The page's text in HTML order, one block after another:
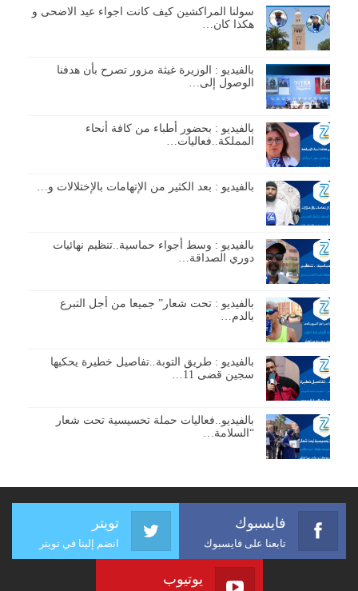
سولنا المراكشين كيف كانت اجواء عيد الاضحى و
هكذا كان…
بالفيديو : الوزيرة غيثة مزور تصرح بأن هدفنا
الوصول إلى…
بالفيديو : بحضور أطباء من كافة أنحاء
المملكة..فعاليات…
بالفيديو : بعد الكثير من الإتهامات بالإختلالات و…
بالفيديو : وسط أجواء حماسية..تنظيم نهائيات
دوري الصداقة…
بالفيديو : تحت شعار” جميعا من أجل التبرع
بالدم…
بالفيديو : طريق التوبة..تفاصيل خطيرة يحكيها
سجين قضى 11…
بالفيديو..فعاليات حملة تحسيسية تحت شعار
“السلامة…
فايسبوك
تابعنا على فايسبوك
تويتر
انضم إلينا في تويتر
يوتيوب